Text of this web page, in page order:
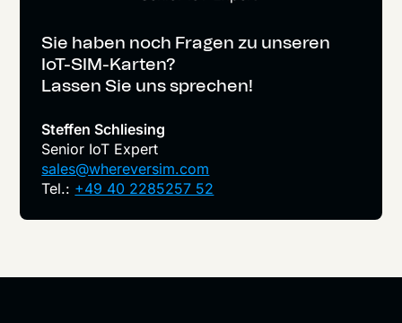
Sie haben noch Fragen zu unseren
IoT-SIM-Karten?
Lassen Sie uns sprechen!
Steffen Schliesing
Senior IoT Expert
sales@whereversim.com
Tel.: +49 40 2285257 52